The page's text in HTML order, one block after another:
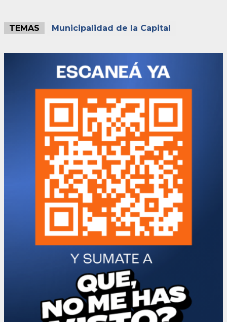
TEMAS Municipalidad de la Capital